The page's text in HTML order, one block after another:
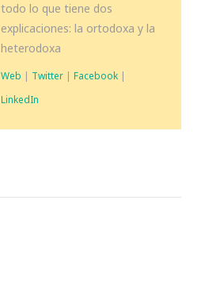
todo lo que tiene dos
explicaciones: la ortodoxa y la
heterodoxa
Web | Twitter | Facebook |
LinkedIn